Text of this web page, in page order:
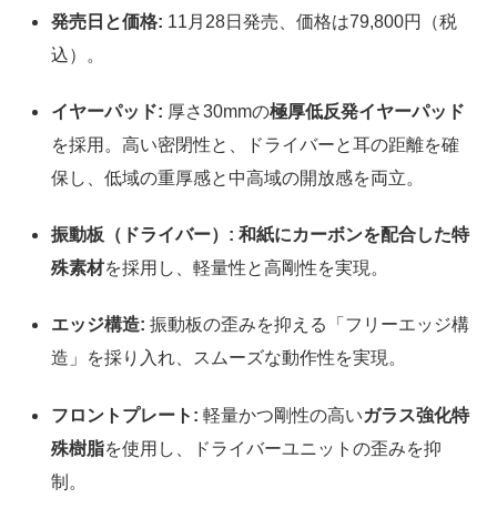
発売日と価格: 11月28日発売、価格は79,800円（税
込）。
イヤーパッド: 厚さ30mmの極厚低反発イヤーパッド
を採用。高い密閉性と、ドライバーと耳の距離を確
保し、低域の重厚感と中高域の開放感を両立。
振動板（ドライバー）: 和紙にカーボンを配合した特
殊素材を採用し、軽量性と高剛性を実現。
エッジ構造: 振動板の歪みを抑える「フリーエッジ構
造」を採り入れ、スムーズな動作性を実現。
フロントプレート: 軽量かつ剛性の高いガラス強化特
殊樹脂を使用し、ドライバーユニットの歪みを抑
制。